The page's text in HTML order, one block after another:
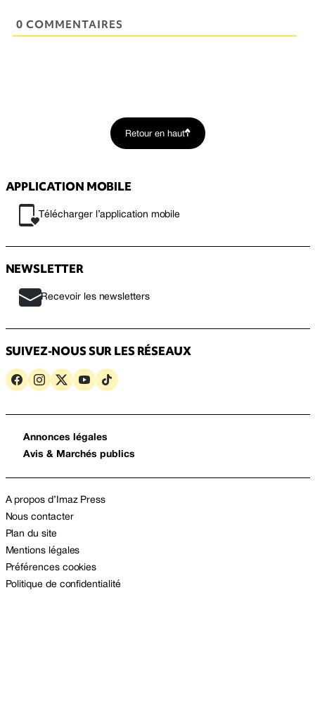
0 COMMENTAIRES
Retour en haut
APPLICATION MOBILE
Télécharger l’application mobile
NEWSLETTER
Recevoir les newsletters
SUIVEZ-NOUS SUR LES RÉSEAUX
Annonces légales
Avis & Marchés publics
A propos d’Imaz Press
Nous contacter
Plan du site
Mentions légales
Préférences cookies
Politique de confidentialité